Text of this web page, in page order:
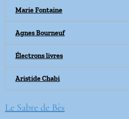
Marie Fontaine
Agnes Bourneuf
Électrons livres
Aristide Chabi
Le Sabre de Bès